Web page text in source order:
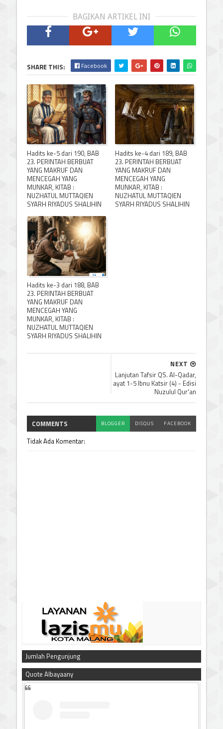
BAGIKAN ARTIKEL INI
SHARE THIS: Facebook
Hadits ke-5 dari 190, BAB
23. PERINTAH BERBUAT
YANG MAKRUF DAN
MENCEGAH YANG
MUNKAR, KITAB :
NUZHATUL MUTTAQIEN
SYARH RIYADUS SHALIHIN
Hadits ke-4 dari 189, BAB
23. PERINTAH BERBUAT
YANG MAKRUF DAN
MENCEGAH YANG
MUNKAR, KITAB :
NUZHATUL MUTTAQIEN
SYARH RIYADUS SHALIHIN
Hadits ke-3 dari 188, BAB
23. PERINTAH BERBUAT
YANG MAKRUF DAN
MENCEGAH YANG
MUNKAR, KITAB :
NUZHATUL MUTTAQIEN
SYARH RIYADUS SHALIHIN
NEXT
Lanjutan Tafsir QS. Al-Qadar,
ayat 1-5 Ibnu Katsir (4) - Edisi
Nuzulul Qur'an
COMMENTS BLOGGER DISQUS FACEBOOK
Tidak Ada Komentar:
Jumlah Pengunjung
Quote Albayaany